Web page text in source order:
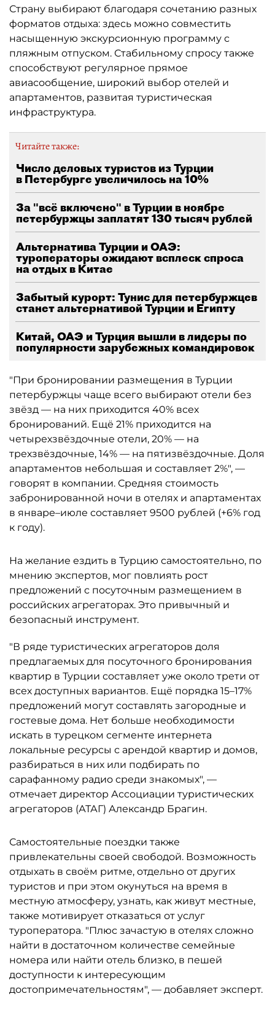
Страну выбирают благодаря сочетанию разных
форматов отдыха: здесь можно совместить
насыщенную экскурсионную программу с
пляжным отпуском. Стабильному спросу также
способствуют регулярное прямое
авиасообщение, широкий выбор отелей и
апартаментов, развитая туристическая
инфраструктура.
Читайте также:
Число деловых туристов из Турции
в Петербурге увеличилось на 10%
За "всё включено" в Турции в ноябре
петербуржцы заплатят 130 тысяч рублей
Альтернатива Турции и ОАЭ:
туроператоры ожидают всплеск спроса
на отдых в Китае
Забытый курорт: Тунис для петербуржцев
станет альтернативой Турции и Египту
Китай, ОАЭ и Турция вышли в лидеры по
популярности зарубежных командировок
"При бронировании размещения в Турции
петербуржцы чаще всего выбирают отели без
звёзд — на них приходится 40% всех
бронирований. Ещё 21% приходится на
четырехзвёздочные отели, 20% — на
трехзвёздочные, 14% — на пятизвёздочные. Доля
апартаментов небольшая и составляет 2%", —
говорят в компании. Средняя стоимость
забронированной ночи в отелях и апартаментах
в январе–июле составляет 9500 рублей (+6% год
к году).
На желание ездить в Турцию самостоятельно, по
мнению экспертов, мог повлиять рост
предложений с посуточным размещением в
российских агрегаторах. Это привычный и
безопасный инструмент.
"В ряде туристических агрегаторов доля
предлагаемых для посуточного бронирования
квартир в Турции составляет уже около трети от
всех доступных вариантов. Ещё порядка 15–17%
предложений могут составлять загородные и
гостевые дома. Нет больше необходимости
искать в турецком сегменте интернета
локальные ресурсы с арендой квартир и домов,
разбираться в них или подбирать по
сарафанному радио среди знакомых", —
отмечает директор Ассоциации туристических
агрегаторов (АТАГ) Александр Брагин.
Самостоятельные поездки также
привлекательны своей свободой. Возможность
отдыхать в своём ритме, отдельно от других
туристов и при этом окунуться на время в
местную атмосферу, узнать, как живут местные,
также мотивирует отказаться от услуг
туроператора. "Плюс зачастую в отелях сложно
найти в достаточном количестве семейные
номера или найти отель близко, в пешей
доступности к интересующим
достопримечательностям", — добавляет эксперт.